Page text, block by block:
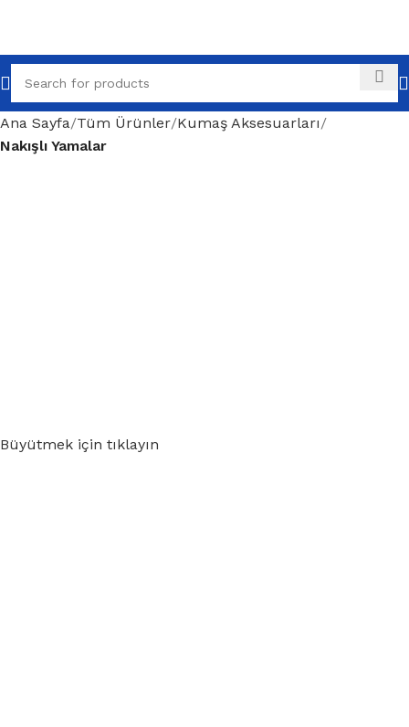
Ana Sayfa Tüm Ürünler Kumaş Aksesuarları
Nakışlı Yamalar
Büyütmek için tıklayın